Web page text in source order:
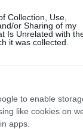
Collection, Use,
or Sharing of my
Is Unrelated with
it was collected.
to enable
like cookies on
apps.
Αγκαλιά με
της με
Πάρου